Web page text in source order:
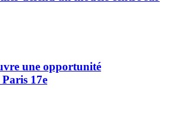
une opportunité
17e